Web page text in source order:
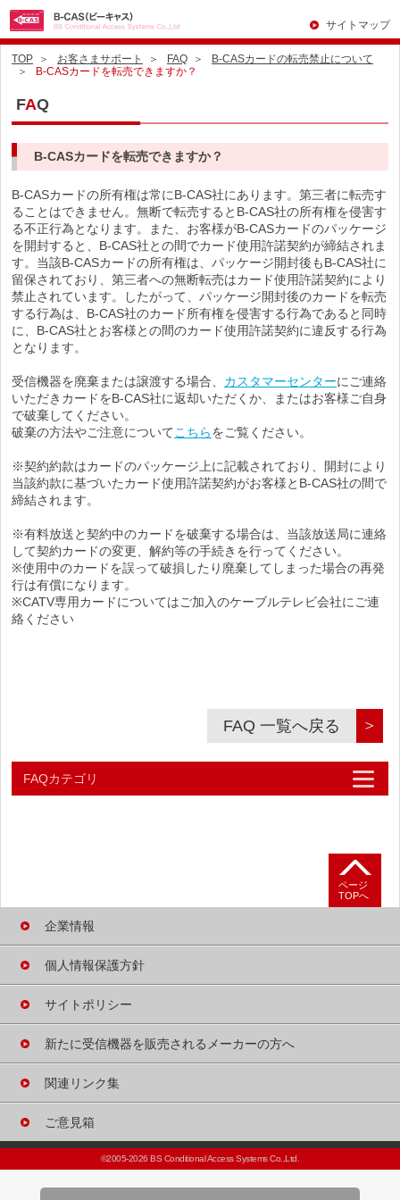
サイトマップ
TOP お客さまサポート FAQ
B-CASカードの転売禁止について
B-CASカードを転売できますか？
FAQ
B-CASカードを転売できますか？
B-CASカードの所有権は常にB-CAS社にあります。第三者に転売す
ることはできません。無断で転売するとB-CAS社の所有権を侵害す
る不正行為となります。また、お客様がB-CASカードのパッケージ
を開封すると、B-CAS社との間でカード使用許諾契約が締結されま
す。当該B-CASカードの所有権は、パッケージ開封後もB-CAS社に
留保されており、第三者への無断転売はカード使用許諾契約により
禁止されています。したがって、パッケージ開封後のカードを転売
する行為は、B-CAS社のカード所有権を侵害する行為であると同時
に、B-CAS社とお客様との間のカード使用許諾契約に違反する行為
となります。
受信機器を廃棄または譲渡する場合、 カスタマーセンターにご連絡
いただきカードをB-CAS社に返却いただくか、またはお客様ご自身
で破棄してください。
破棄の方法やご注意について こちらをご覧ください。
※契約約款はカードのパッケージ上に記載されており、開封により
当該約款に基づいたカード使用許諾契約がお客様とB-CAS社の間で
締結されます。
※有料放送と契約中のカードを破棄する場合は、当該放送局に連絡
して契約カードの変更、解約等の手続きを行ってください。
※使用中のカードを誤って破損したり廃棄してしまった場合の再発
行は有償になります。
※CATV専用カードについてはご加入のケーブルテレビ会社にご連
絡ください
FAQ 一覧へ戻る ＞
FAQカテゴリ
B-CASカードの
B-CASカード概要
B-CASカードの
「不正改ざんカード」
について
ページ
TOPへ
企業情報
個人情報保護方針
サイトポリシー
新たに受信機器を販売される メーカーの方へ
関連リンク集
ご意見箱
©2005-2026 BS Conditional Access Systems Co.,Ltd.